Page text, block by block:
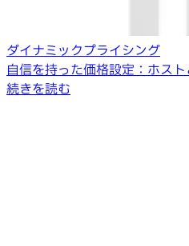
ダイナミックプライシング
自信を持った価格設定：ホス
続きを読む